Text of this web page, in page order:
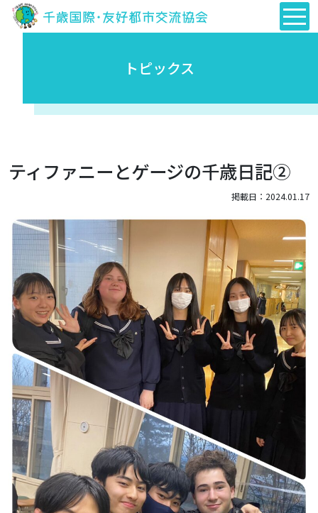
トピックス
ティファニーとゲージの千歳日記②
掲載日：2024.01.17